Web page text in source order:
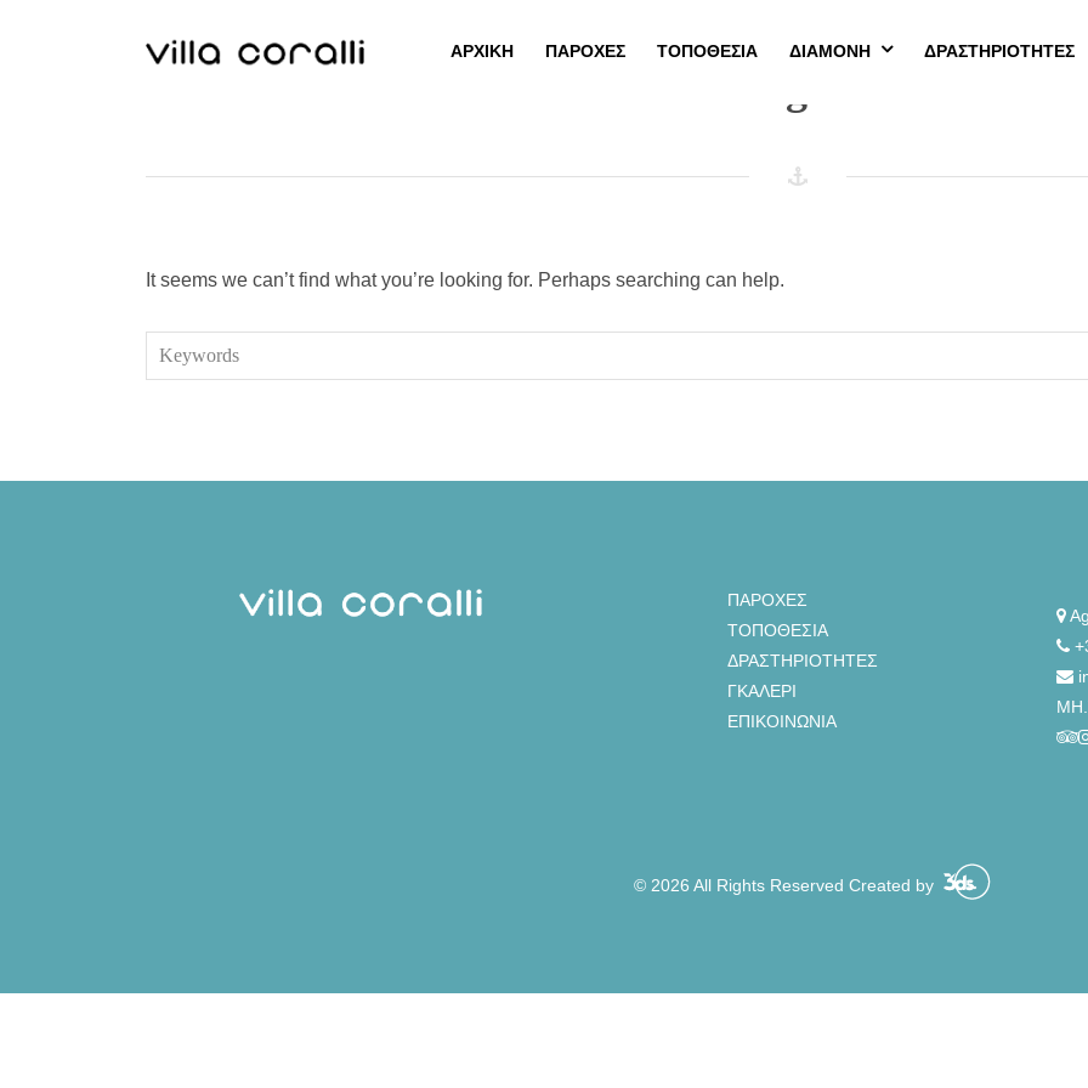
ΑΡΧΙΚΉ ΠΑΡΟΧΕΣ ΤΟΠΟΘΕΣΊΑ ΔΙΑΜΟΝΉ ΔΡΑΣΤΗΡΙΟΤΗΤΕΣ
It seems we can’t find what you’re looking for. Perhaps searching can help.
Search
for:
ΠΑΡΟΧΕΣ
ΤΟΠΟΘΕΣΊΑ
ΔΡΑΣΤΗΡΙΟΤΗΤΕΣ
ΓΚΑΛΕΡΊ
ΕΠΙΚΟΙΝΩΝΊΑ
© 2026 All Rights Reserved Created by